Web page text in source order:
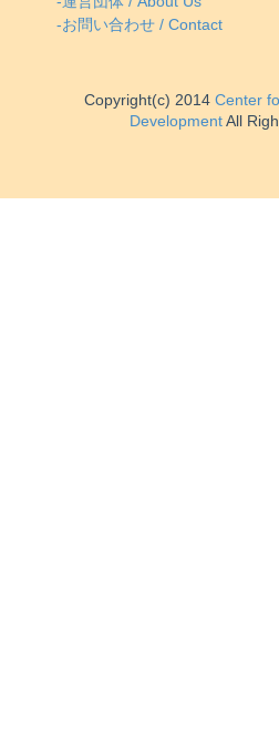
-お問い合わせ / Contact
Copyright(c) 2014 Center
DevelopmentAll